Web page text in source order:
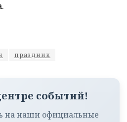
праздник
событий!
на наши официальные